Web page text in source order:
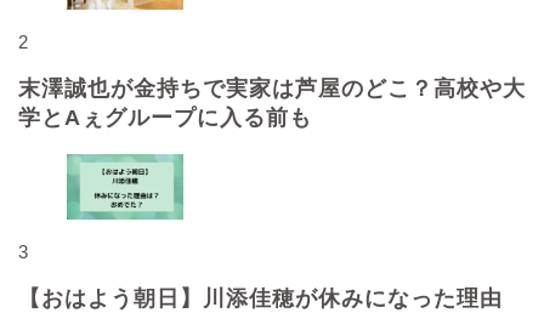
2
末澤誠也が金持ちで実家は芦屋のどこ？高校や大
学とAぇグループに入る前も
3
【おはよう朝日】川添佳穂が休みになった理由